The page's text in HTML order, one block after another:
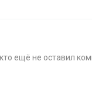
ещё не оставил